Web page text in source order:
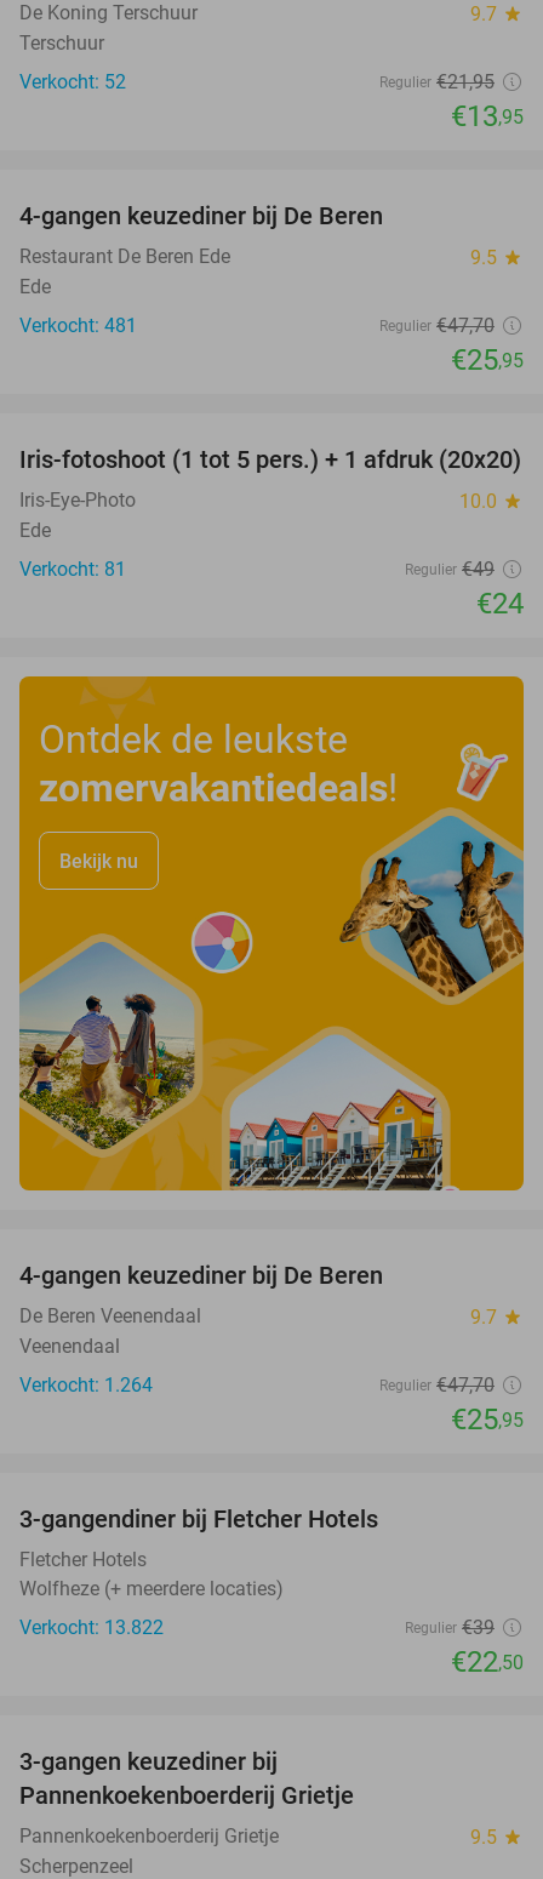
De Koning Terschuur 9.7 star
Terschuur
Verkocht: 52
Regulier €21,95
€13,95
4-gangen keuzediner bij De Beren
Restaurant De Beren Ede 9.5 star
Ede
Verkocht: 481
Regulier €47,70
€25,95
51%
Iris-fotoshoot (1 tot 5 pers.) + 1 afdruk (20x20)
Iris-Eye-Photo 10.0 star
Ede
Verkocht: 81
Regulier €49
€24
Ontdek de leukste
zomervakantiedeals!
Bekijk nu
4-gangen keuzediner bij De Beren
De Beren Veenendaal 9.7 star
Veenendaal
Verkocht: 1.264
Regulier €47,70
€25,95
3-gangendiner bij Fletcher Hotels
Fletcher Hotels
Wolfheze (+ meerdere locaties)
Verkocht: 13.822
Regulier €39
€22,50
3-gangen keuzediner bij
Pannenkoekenboerderij Grietje
Pannenkoekenboerderij Grietje 9.5 star
Scherpenzeel